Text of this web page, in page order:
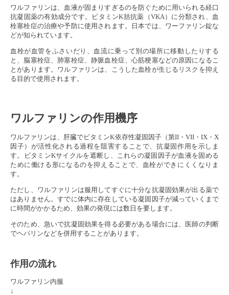
ワルファリンは、血液が固まりすぎるのを防ぐために用いられる経口
抗凝固薬の有効成分です。ビタミンK拮抗薬（VKA）に分類され、血
栓塞栓症の治療や予防に使用されます。日本では、ワーファリン錠な
どが知られています。
血栓が血管をふさいだり、血流に乗って別の場所に移動したりする
と、脳塞栓症、肺塞栓症、静脈血栓症、心筋梗塞などの原因になるこ
とがあります。ワルファリンは、こうした血栓が生じるリスクを抑え
る目的で使用されます。
ワルファリンの作用機序
ワルファリンは、肝臓でビタミンK依存性凝固因子（第II・VII・IX・X
因子）が活性化される過程を阻害することで、抗凝固作用を示しま
す。ビタミンKサイクルを遮断し、これらの凝固因子が血液を固める
ために働ける形になるのを抑えることで、血栓ができにくくなりま
す。
ただし、ワルファリンは服用してすぐに十分な抗凝固効果が出る薬で
はありません。すでに体内に存在している凝固因子が減っていくまで
に時間がかかるため、効果の発現には数日を要します。
そのため、急いで抗凝固効果を得る必要がある場合には、医師の判断
でヘパリンなどを併用することがあります。
作用の流れ
ワルファリン内服
↓